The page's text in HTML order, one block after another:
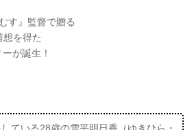
す』監督で贈る
想を得た
が誕生！